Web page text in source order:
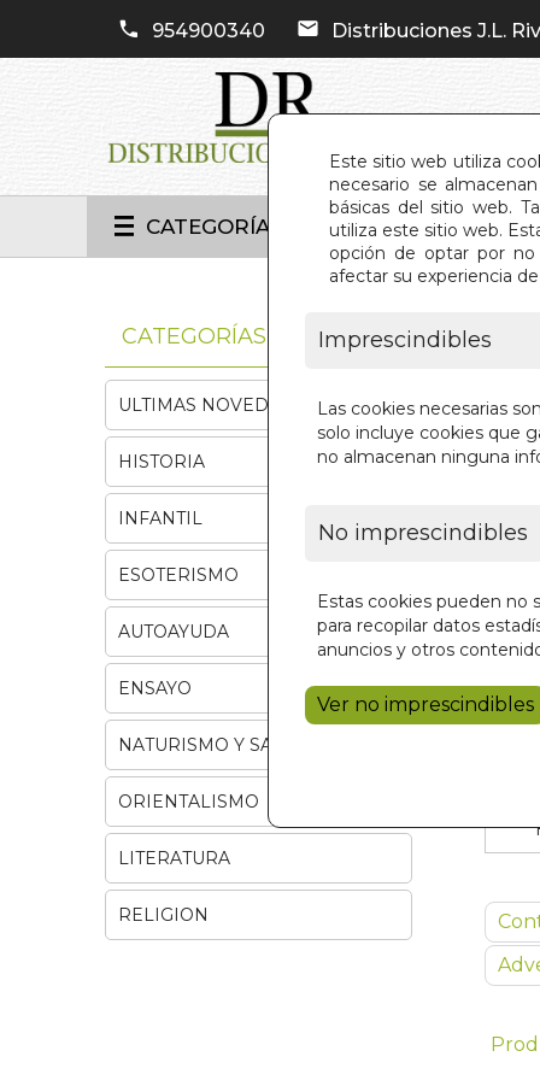
Este sitio web utiliza
necesario se
básicas del sitio web.
utiliza este sitio web.
opción de optar por no
afectar su experiencia
Imprescindibles
Las cookies necesarias
solo incluye cookies que
no almacenan ninguna
No imprescindibles
Estas cookies pueden no
para recopilar datos
anuncios y otros
Ver no imprescindibles
954900340 Distribuciones J.L.
CATEGORÍAS
CATEGORÍAS
ULTIMAS NOVEDADES
HISTORIA
INFANTIL
ESOTERISMO
AUTOAYUDA
ENSAYO
NATURISMO Y SALUD
ORIENTALISMO
LITERATURA
RELIGION